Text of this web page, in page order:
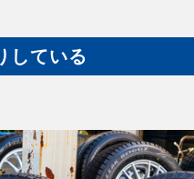
している